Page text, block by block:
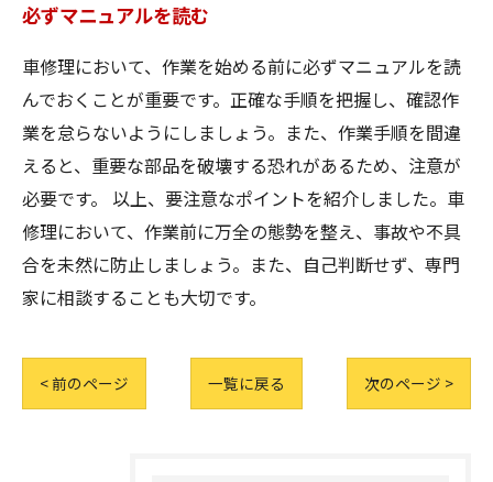
必ずマニュアルを読む
車修理において、作業を始める前に必ずマニュアルを読
んでおくことが重要です。正確な手順を把握し、確認作
業を怠らないようにしましょう。また、作業手順を間違
えると、重要な部品を破壊する恐れがあるため、注意が
必要です。 以上、要注意なポイントを紹介しました。車
修理において、作業前に万全の態勢を整え、事故や不具
合を未然に防止しましょう。また、自己判断せず、専門
家に相談することも大切です。
< 前のページ 一覧に戻る 次のページ >